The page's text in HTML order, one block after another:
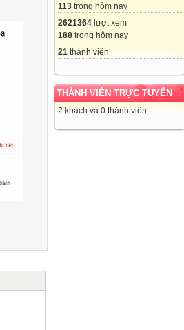
113 trong hôm nay
2621364 lượt xem
188 trong hôm nay
21 thành viên
THÀNH VIÊN TRỰC TUYẾN
2 khách và 0 thành viên